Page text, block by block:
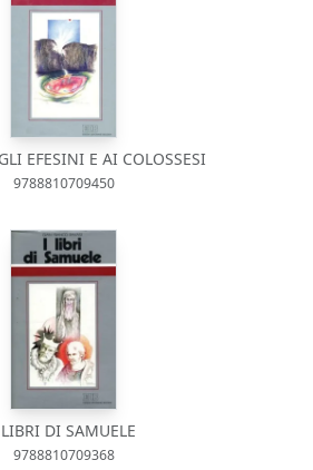
EFESINI E AI COLOSSESI
9788810709450
DI SAMUELE
9788810709368